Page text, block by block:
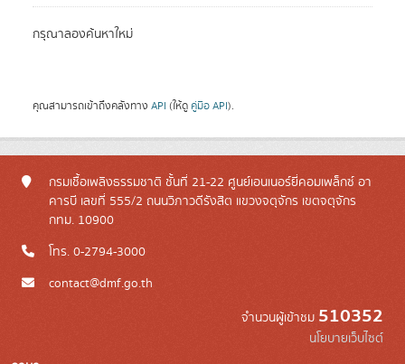
กรุณาลองค้นหาใหม่
คุณสามารถเข้าถึงคลังทาง API (ให้ดู คู่มือ API).
กรมเชื้อเพลิงธรรมชาติ ชั้นที่ 21-22 ศูนย์เอนเนอร์ยี่คอมเพล็กซ์ อา
คารบี เลขที่ 555/2 ถนนวิภาวดีรังสิต แขวงจตุจักร เขตจตุจักร
กทม. 10900
โทร. 0-2794-3000
contact@dmf.go.th
จำนวนผู้เข้าชม 510352
นโยบายเว็บไซต์